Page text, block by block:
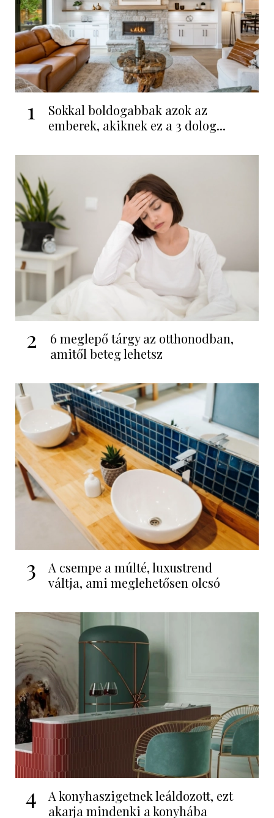
1
Sokkal boldogabbak azok az
emberek, akiknek ez a 3 dolog...
2
6 meglepő tárgy az otthonodban,
amitől beteg lehetsz
3
A csempe a múlté, luxustrend
váltja, ami meglehetősen olcsó
4
A konyhaszigetnek leáldozott, ezt
akarja mindenki a konyhába